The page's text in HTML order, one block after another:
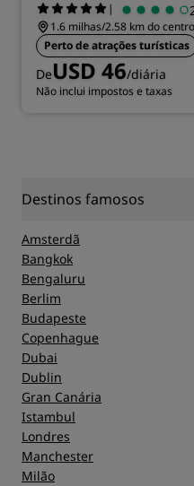
|
1.6 milhas/2.58 km do
Perto de atrações turísticas
DeUSD 46/diária
Não inclui impostos e taxas
Destinos famosos
Amsterdã
Bangkok
Bengaluru
Berlim
Budapeste
Copenhague
Dubai
Dublin
Gran Canária
Istambul
Londres
Manchester
Milão